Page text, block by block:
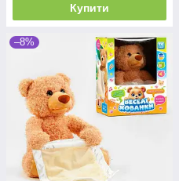
Купити
–8%